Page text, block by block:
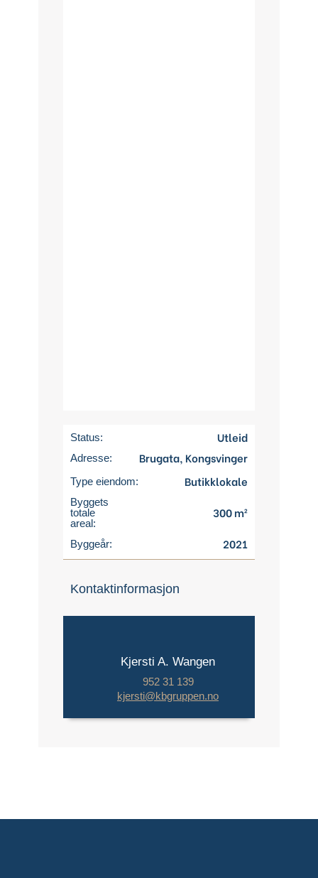
Status: Utleid
Adresse: Brugata, Kongsvinger
Type eiendom: Butikklokale
Byggets
totale
areal:
300 m²
Byggeår: 2021
Kontaktinformasjon
Kjersti A. Wangen
952 31 139
kjersti@kbgruppen.no